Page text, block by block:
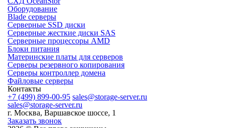
Оборудование
Blade серверы
Серверные SSD диски
Cерверные жесткие диски SAS
Серверные процессоры AMD
Блоки питания
Материнские платы для серверов
Серверы резервного копирования
Серверы контроллер домена
Файловые серверы
Контакты
+7 (499) 899-00-95 sales@storage-server.ru
sales@storage-server.ru
г. Москва, Варшавское шоссе, 1
Заказать звонок